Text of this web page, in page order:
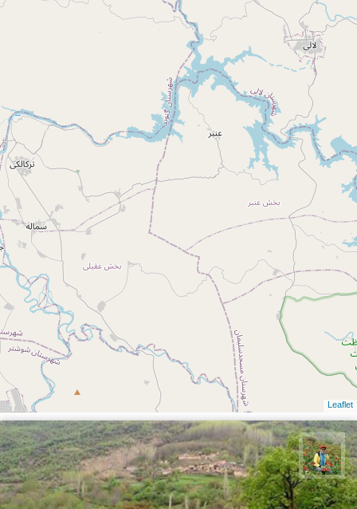
Leaflet
اسفندیار خدایی